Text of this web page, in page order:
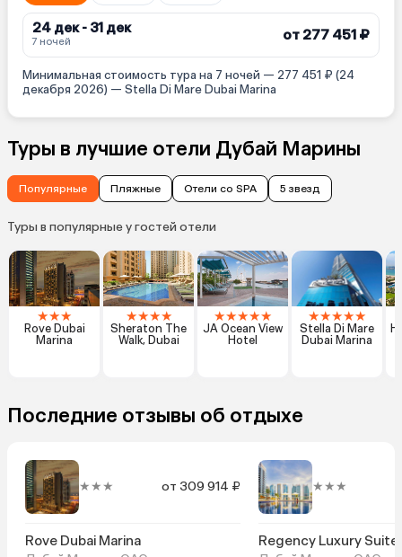
24 дек - 31 дек
7 ночей от 277 451 ₽
Минимальная стоимость тура на 7 ночей — 277 451 ₽ (24
декабря 2026) — Stella Di Mare Dubai Marina
Туры в лучшие отели Дубай Марины
Популярные Пляжные Отели со SPA 5 звезд
Туры в популярные у гостей отели
★★★
Rove Dubai
Marina
★★★★
Sheraton The
Walk, Dubai
★★★★★
JA Ocean View
Hotel
★★★★★
Stella Di Mare
Dubai Marina
Последние отзывы об отдыхе
★★★ от 309 914 ₽
Rove Dubai Marina
★★★